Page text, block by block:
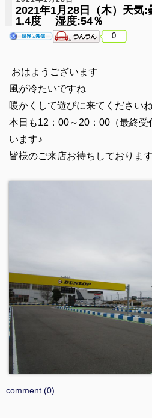
2021年1月28日（木）天気
1.4度 湿度:54％
0
おはようございます
風が冷たいですね
暖かくして遊びに来てくださいね
本日も12：00～20：00（最終受
います♪
皆様のご来店お待ちしております
comment (0)